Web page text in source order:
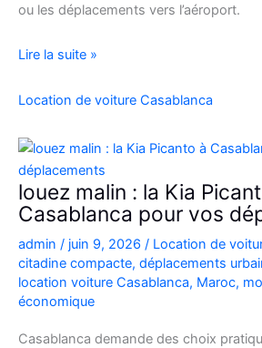
ou les déplacements vers l’aéroport.
Location
voiture
C3
à
Casablanca
Lire la suite »
Location de voiture Casablanca
louez malin : la Kia
Casablanca pour vos
admin / juin 9, 2026 / Location de
citadine compacte, déplacements
location voiture Casablanca, Maroc,
économique
Casablanca demande des choix